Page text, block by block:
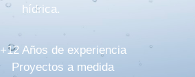
hídrica.
+12 Años de experiencia
Proyectos a medida